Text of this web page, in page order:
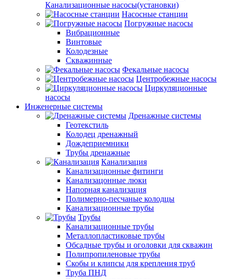
Канализационные насосы(установки)
Насосные станции
Погружные насосы
Вибрационные
Винтовые
Колодезные
Скважинные
Фекальные насосы
Центробежные насосы
Циркуляционные
насосы
Инженерные системы
Дренажные системы
Геотекстиль
Колодец дренажный
Дождеприемники
Трубы дренажные
Канализация
Канализационные фитинги
Канализацонные люки
Напорная канализация
Полимерно-песчаные колодцы
Канализационные трубы
Трубы
Канализационные трубы
Металлопластиковые трубы
Обсадные трубы и оголовки для скважин
Полипропиленовые трубы
Скобы и клипсы для крепления труб
Труба ПНД